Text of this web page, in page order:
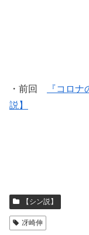
・前回
『コロ
説】
【シン説】
冴崎伸